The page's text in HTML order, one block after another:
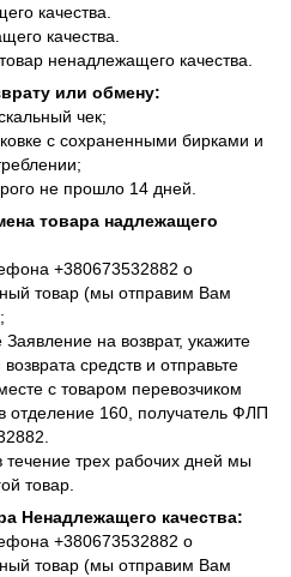
качества.
качества.
ненадлежащего качества.
или обмену:
чек;
с сохраненными бирками и
не прошло 14 дней.
товара надлежащего
+380673532882 о
товар (мы отправим Вам
на возврат, укажите
средств и отправьте
с товаром перевозчиком
отделение 160, получатель ФЛП
трех рабочих дней мы
товар.
Ненадлежащего качества:
+380673532882 о
товар (мы отправим Вам